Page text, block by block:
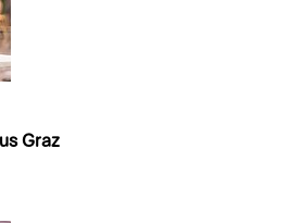
Graz